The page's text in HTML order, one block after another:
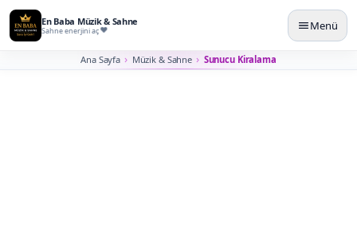
En Baba Müzik & Sahne
Sahne enerjini aç Menü
Ana Sayfa Müzik & Sahne Sunucu Kiralama